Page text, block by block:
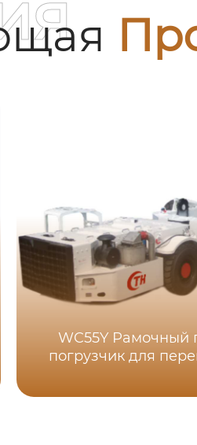
WC55Y Рамочный
погрузчик для